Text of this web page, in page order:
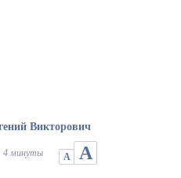
Викторович
4 минуты А
А